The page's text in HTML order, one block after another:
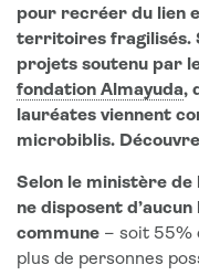
pour recréer du lien
territoires fragilisés.
projets soutenu par
fondation Almayuda,
lauréates viennent
microbiblis.
Selon le ministère de
ne disposent
commune – soit 55%
plus de personnes